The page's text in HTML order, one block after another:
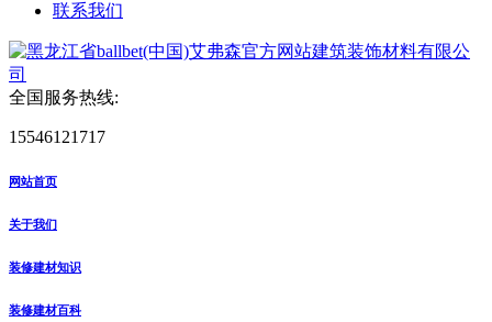
联系我们
全国服务热线:
15546121717
网站首页
关于我们
装修建材知识
装修建材百科